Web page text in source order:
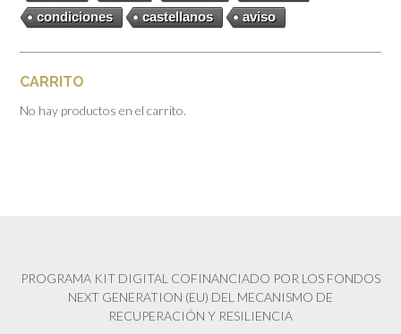
condiciones
castellanos aviso
CARRITO
No hay productos en el carrito.
PROGRAMA KIT DIGITAL COFINANCIADO POR LOS FONDOS
NEXT GENERATION (EU) DEL MECANISMO DE
RECUPERACIÓN Y RESILIENCIA